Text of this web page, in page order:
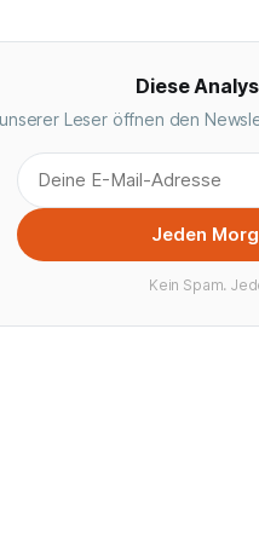
Diese
Leser öffnen den
Jeden
Kein Spam.